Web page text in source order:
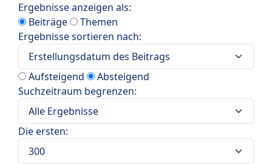
Ergebnisse anzeigen als:
Beiträge
Themen
Ergebnisse sortieren nach:
Aufsteigend
Absteigend
Suchzeitraum begrenzen:
Die ersten: